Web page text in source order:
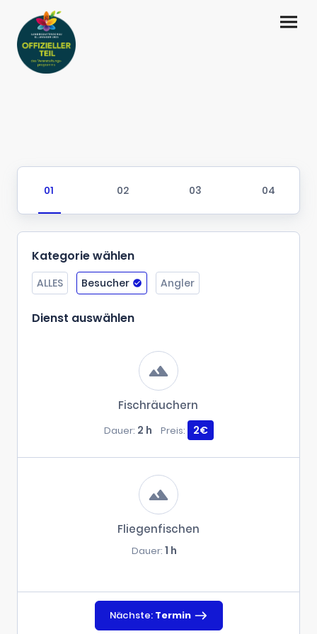
Kategorie wählen
ALLES Besucher Angler
Dienst auswählen
Fischräuchern
Dauer: 2 h Preis: 2€
Fliegenfischen
Dauer: 1 h
Nächste: Termin